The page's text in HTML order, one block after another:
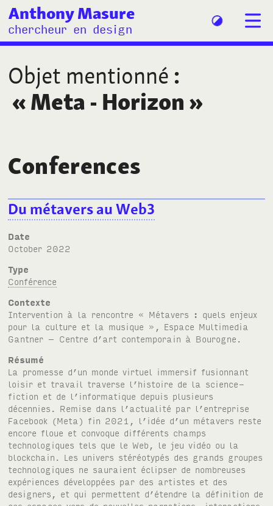
Anthony Masure
chercheur en design
Objet mentionné :
«Meta - Horizon »
Conferences
Du métavers au Web3
Date
October 2022
Type
Conférence
Contexte
Intervention à la rencontre « Métavers : quels enjeux
pour la culture et la musique », Espace Multimedia
Gantner – Centre d’art contemporain à Bourogne.
Résumé
La promesse d’un monde virtuel immersif fusionnant
loisir et travail traverse l’histoire de la science-
fiction et de l’informatique depuis plusieurs
décennies. Remise dans l’actualité par l’entreprise
Facebook (Meta) fin 2021, l’idée d’un métavers reste
encore floue et convoque différents champs
technologiques tels que le Web, le jeu vidéo ou la
blockchain. Les univers stéréotypés des grands groupes
technologiques ne sauraient éclipser de nombreuses
expériences développées par des artistes et des
designers, et qui permettent d’étendre la définition de